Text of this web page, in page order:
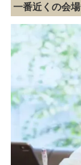
一番近くの会